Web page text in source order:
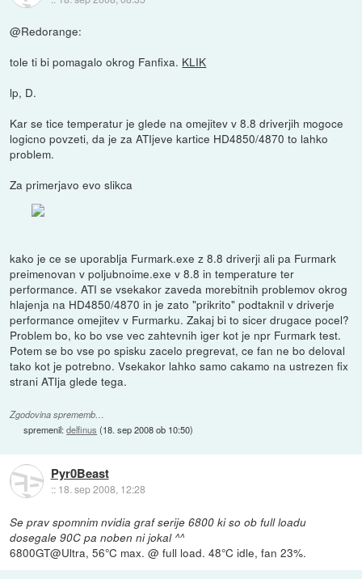
@Redorange:
tole ti bi pomagalo okrog Fanfixa. KLIK
lp, D.
Kar se tice temperatur je glede na omejitev v 8.8 driverjih mogoce
logicno povzeti, da je za ATIjeve kartice HD4850/4870 to lahko
problem.
Za primerjavo evo slikca
kako je ce se uporablja Furmark.exe z 8.8 driverji ali pa Furmark
preimenovan v poljubnoime.exe v 8.8 in temperature ter
performance. ATI se vsekakor zaveda morebitnih problemov okrog
hlajenja na HD4850/4870 in je zato "prikrito" podtaknil v driverje
performance omejitev v Furmarku. Zakaj bi to sicer drugace pocel?
Problem bo, ko bo vse vec zahtevnih iger kot je npr Furmark test.
Potem se bo vse po spisku zacelo pregrevat, ce fan ne bo deloval
tako kot je potrebno. Vsekakor lahko samo cakamo na ustrezen fix
strani ATIja glede tega.
Zgodovina sprememb…
spremenil:delfinus (18. sep 2008 ob 10:50)
Pyr0Beast
:: 18. sep 2008, 12:28
Se prav spomnim nvidia graf serije 6800 ki so ob full loadu
dosegale 90C pa noben ni jokal ^^
6800GT@Ultra, 56°C max. @ full load. 48°C idle, fan 23%.